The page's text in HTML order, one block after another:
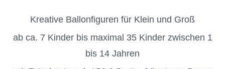
Kreative Ballonfiguren für Klein und Groß
ab ca. 7 Kinder bis maximal 35 Kinder zwischen 1
bis 14 Jahren